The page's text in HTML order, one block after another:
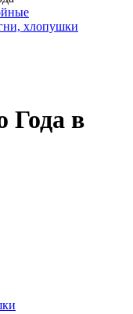
хлопушки
Года в